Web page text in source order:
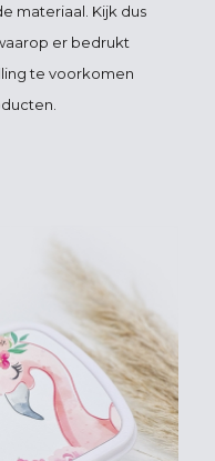
materiaal. Kijk dus
er bedrukt
te voorkomen